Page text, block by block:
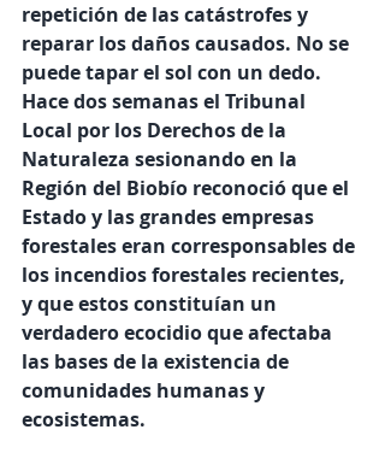
repetición de las catástrofes y
reparar los daños causados. No se
puede tapar el sol con un dedo.
Hace dos semanas el Tribunal
Local por los Derechos de la
Naturaleza sesionando en la
Región del Biobío reconoció que el
Estado y las grandes empresas
forestales eran corresponsables de
los incendios forestales recientes,
y que estos constituían un
verdadero ecocidio que afectaba
las bases de la existencia de
comunidades humanas y
ecosistemas.